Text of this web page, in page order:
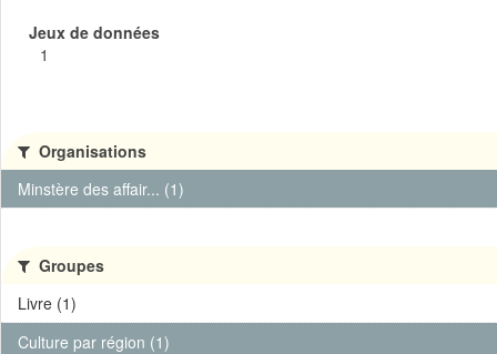
Jeux de données
1
Organisations
Minstère des affair... (1)
Groupes
Livre (1)
Culture par région (1)